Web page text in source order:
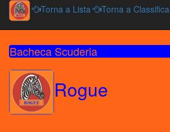
Torna a Lista Torna a Classifica
Bacheca Scuderia
Rogue